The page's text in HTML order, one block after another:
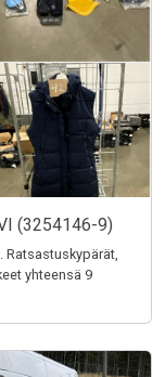
(3254146-9)
Ratsastuskypärät,
yhteensä 9